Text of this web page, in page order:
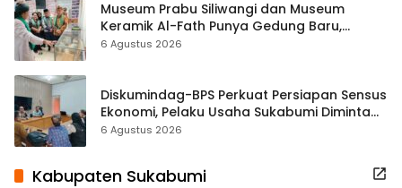
Museum Prabu Siliwangi dan Museum
Keramik Al-Fath Punya Gedung Baru,
Hampir 500 Koleksi Dipisahkan
6 Agustus 2026
Diskumindag-BPS Perkuat Persiapan Sensus
Ekonomi, Pelaku Usaha Sukabumi Diminta
Terbuka Beri Data
6 Agustus 2026
Kabupaten Sukabumi